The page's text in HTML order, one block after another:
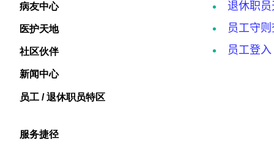
病友中心
医护天地
社区伙伴
新闻中心
员工 / 退休职员特区
服务捷径